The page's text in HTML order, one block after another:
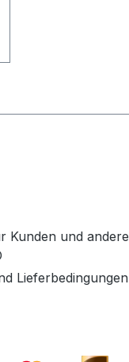
Kunden und andere
Lieferbedingungen